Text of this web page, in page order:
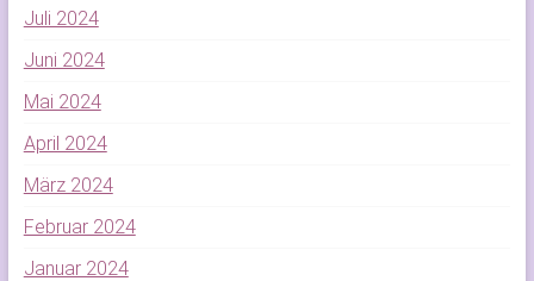
Juli 2024
Juni 2024
Mai 2024
April 2024
März 2024
Februar 2024
Januar 2024